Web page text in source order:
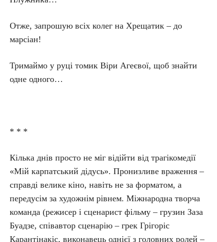
Отже, запрошую всіх колег на Хрещатик – до
марсіан!
Тримаймо у руці томик Віри Агеєвої, щоб знайти
одне одного…
* * *
Кілька днів просто не міг відійти від трагікомедії
«Мій карпатський дідусь». Пронизливе враження –
справді велике кіно, навіть не за форматом, а
передусім за художнім рівнем. Міжнародна творча
команда (режисер і сценарист фільму – грузин Заза
Буадзе, співавтор сценарію – грек Грігоріс
Карантінакіс, виконавець однієї з головних ролей –